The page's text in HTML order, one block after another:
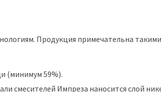
Продукция примечательна такими
(минимум 59%).
смесителей Импреза наносится слой